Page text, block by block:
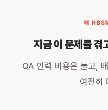
왜
지금 이 문제를 겪
QA 인력 비용은 늘고,
여전히